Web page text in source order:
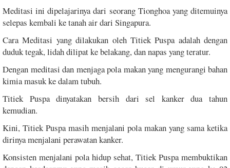
Meditasi ini dipelajarinya dari seorang Tionghoa yang ditemuinya
selepas kembali ke tanah air dari Singapura.
Cara Meditasi yang dilakukan oleh Titiek Puspa adalah dengan
duduk tegak, lidah dilipat ke belakang, dan napas yang teratur.
Dengan meditasi dan menjaga pola makan yang mengurangi bahan
kimia masuk ke dalam tubuh.
Titiek Puspa dinyatakan bersih dari sel kanker dua tahun
kemudian.
Kini, Titiek Puspa masih menjalani pola makan yang sama ketika
dirinya menjalani perawatan kanker.
Konsisten menjalani pola hidup sehat, Titiek Puspa membuktikan